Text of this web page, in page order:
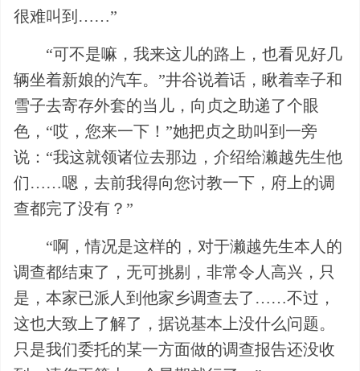
很难叫到……”
“可不是嘛，我来这儿的路上，也看见好几
辆坐着新娘的汽车。”井谷说着话，瞅着幸子和
雪子去寄存外套的当儿，向贞之助递了个眼
色，“哎，您来一下！”她把贞之助叫到一旁
说：“我这就领诸位去那边，介绍给濑越先生他
们……嗯，去前我得向您讨教一下，府上的调
查都完了没有？”
“啊，情况是这样的，对于濑越先生本人的
调查都结束了，无可挑剔，非常令人高兴，只
是，本家已派人到他家乡调查去了……不过，
这也大致上了解了，据说基本上没什么问题。
只是我们委托的某一方面做的调查报告还没收